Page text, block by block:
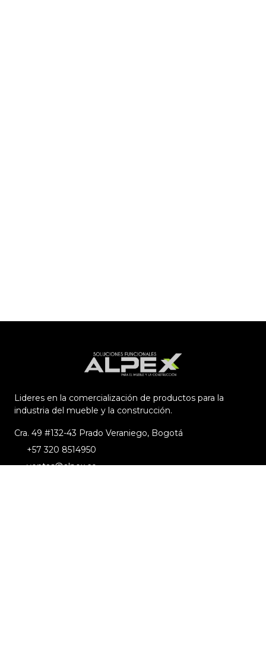
Lideres en la comercialización de productos para la
industria del mueble y la construcción.
Cra. 49 #132-43 Prado Veraniego, Bogotá
+57 320 8514950
ventas@alpex.co